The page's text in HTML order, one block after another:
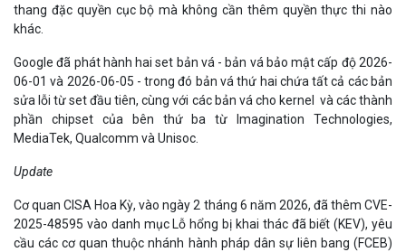
thang đặc quyền cục bộ mà không cần thêm quyền thực thi nào
khác.
Google đã phát hành hai set bản vá - bản vá bảo mật cấp độ 2026-
06-01 và 2026-06-05 - trong đó bản vá thứ hai chứa tất cả các bản
sửa lỗi từ set đầu tiên, cùng với các bản vá cho kernel và các thành
phần chipset của bên thứ ba từ Imagination Technologies,
MediaTek, Qualcomm và Unisoc.
Update
Cơ quan CISA Hoa Kỳ, vào ngày 2 tháng 6 năm 2026, đã thêm CVE-
2025-48595 vào danh mục Lỗ hổng bị khai thác đã biết (KEV), yêu
cầu các cơ quan thuộc nhánh hành pháp dân sự liên bang (FCEB)